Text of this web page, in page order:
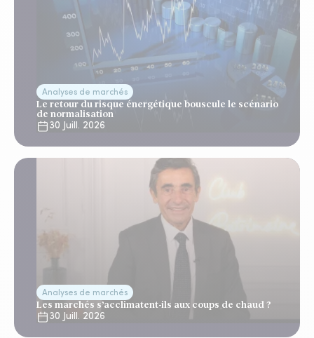
Analyses de marchés
Le retour du risque énergétique bouscule le scénario
de normalisation
30 Juill. 2026
Analyses de marchés
Les marchés s’acclimatent-ils aux coups de chaud ?
30 Juill. 2026